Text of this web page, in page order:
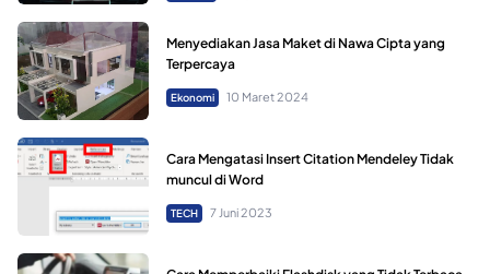
Menyediakan Jasa Maket di Nawa Cipta yang
Terpercaya
Ekonomi 10 Maret 2024
Cara Mengatasi Insert Citation Mendeley Tidak
muncul di Word
TECH 7 Juni 2023